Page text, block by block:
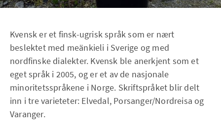
Kvensk er et finsk-ugrisk språk som er nært
beslektet med meänkieli i Sverige og med
nordfinske dialekter. Kvensk ble anerkjent som et
eget språk i 2005, og er et av de nasjonale
minoritetsspråkene i Norge. Skriftspråket blir delt
inn i tre varieteter: Elvedal, Porsanger/Nordreisa og
Varanger.